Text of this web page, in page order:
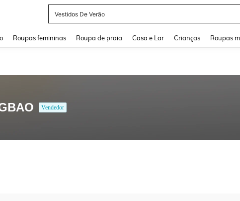
Vestidos De Verão
Roupas femininas Roupa de praia Casa e Lar Crianças Roupas
Vendedor